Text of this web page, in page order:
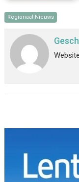
Regionaal Nieuws
Website